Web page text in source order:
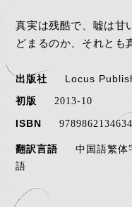
真実は残酷で、嘘は甘
どまるのか、それとも
出版社
Locus
初版
2013-10
ISBN 9789862134634
翻訳言語
中国語繁体
語